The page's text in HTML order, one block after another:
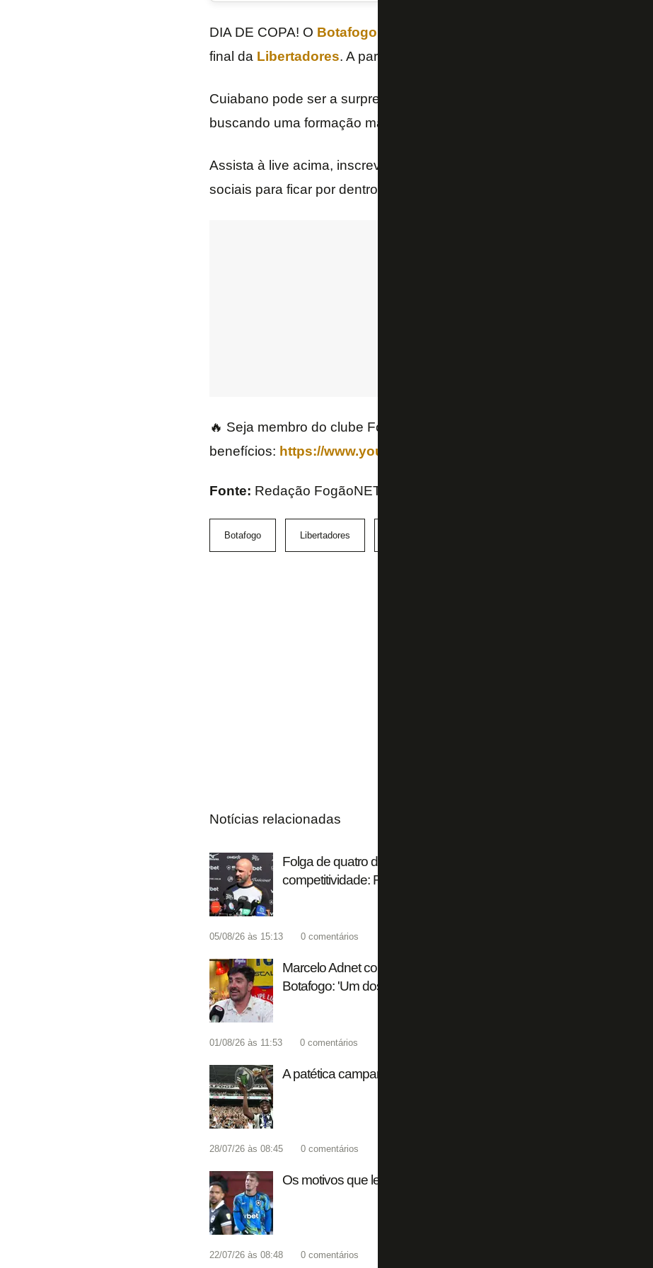
DIA DE COPA! O Botafogo
final da Libertadores. A partida contra o
Cuiabano pode ser a surpresa na escalação. Artur Jorge pode escalar o
buscando uma formação mais ofensiva.
Assista à live acima, inscreva-se no nosso canal no YouTube e siga
sociais para ficar por dentro das últimas notícias do Botafogo! 📺🔥
🔥 Seja membro do clube FogãoNET+ e ganhe
benefícios: https://www.youtube.com/channel/UCAnO0MtqT3-
Fonte: Redação FogãoNET
Botafogo Libertadores
Notícias relacionadas
Folga de quatro dias, título brasileiro 'impossível', ambição na Sul-
competitividade: Franclim abre o jogo no Botafogo
05/08/26 às 15:13 0 comentários
Marcelo Adnet conta como foi cantar na final da Libertadores e
Botafogo: 'Um dos maiores dias da minha vida'
01/08/26 às 11:53 0 comentários
A patética campanha da mídia contra a volta de Luiz Henrique ao
28/07/26 às 08:45 0 comentários
Os motivos que levaram o Botafogo a negociar Léo Linck com o
22/07/26 às 08:48 0 comentários